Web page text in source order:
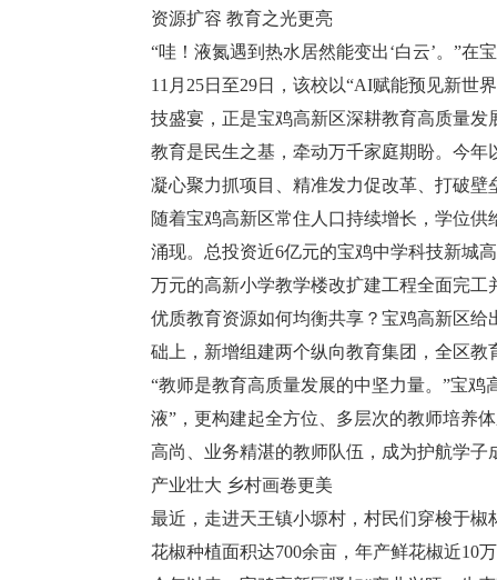
资源扩容 教育之光更亮
“哇！液氮遇到热水居然能变出‘白云’。”
11月25日至29日，该校以“AI赋能预见新世
技盛宴，正是宝鸡高新区深耕教育高质量发
教育是民生之基，牵动万千家庭期盼。今
凝心聚力抓项目、精准发力促改革、打破
随着宝鸡高新区常住人口持续增长，学位
涌现。总投资近6亿元的宝鸡中学科技新城
万元的高新小学教学楼改扩建工程全面完
优质教育资源如何均衡共享？宝鸡高新区
础上，新增组建两个纵向教育集团，全区教
“教师是教育高质量发展的中坚力量。”宝
液”，更构建起全方位、多层次的教师培养
高尚、业务精湛的教师队伍，成为护航学子
产业壮大 乡村画卷更美
最近，走进天王镇小塬村，村民们穿梭于
花椒种植面积达700余亩，年产鲜花椒近10